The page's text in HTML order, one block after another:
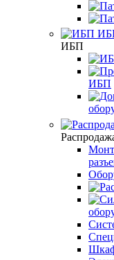
ИБП
ИБП